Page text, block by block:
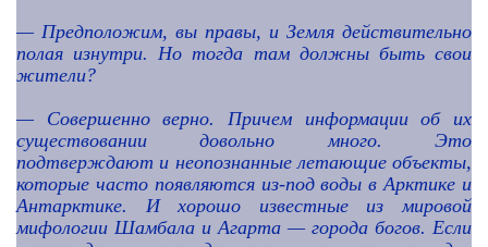
— Предположим, вы правы, и Земля действительно
полая изнутри. Но тогда там должны быть свои
жители?
— Совершенно верно. Причем информации об их
существовании довольно много. Это
подтверждают и неопознанные летающие объекты,
которые часто появляются из-под воды в Арктике и
Антарктике. И хорошо известные из мировой
мифологии Шамбала и Агарта — города богов. Если